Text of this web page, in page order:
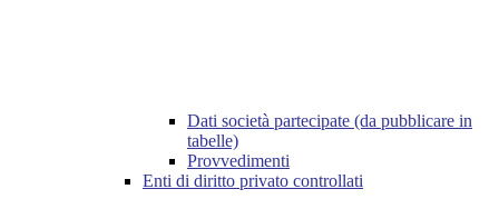
Dati società partecipate (da pubblicare in
tabelle)
Provvedimenti
Enti di diritto privato controllati